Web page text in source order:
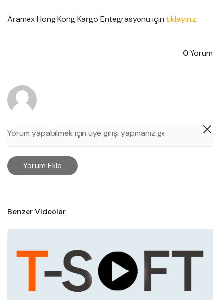
Aramex Hong Kong Kargo Entegrasyonu için tıklayınız.
0Yorum
Yorum Ekle
Benzer Videolar